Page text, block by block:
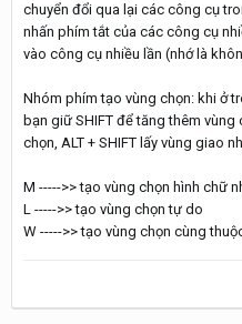
chuyển đổi qua lại các công cụ
nhấn phím tắt của các công cụ
vào công cụ nhiều lần (nhớ là
Nhóm phím tạo vùng chọn: khi ở
bạn giữ SHIFT để tăng thêm
chọn, ALT + SHIFT lấy vùng giao
M ----->> tạo vùng chọn hình chữ
L ----->> tạo vùng chọn tự do
W ----->> tạo vùng chọn cùng